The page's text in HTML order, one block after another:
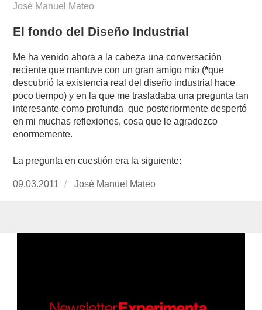
José Manuel Mateo
El fondo del Diseño Industrial
Me ha venido ahora a la cabeza una conversación
reciente que mantuve con un gran amigo mío (*que
descubrió la existencia real del diseño industrial hace
poco tiempo) y en la que me trasladaba una pregunta tan
interesante como profunda que posteriormente despertó
en mi muchas reflexiones, cosa que le agradezco
enormemente.
La pregunta en cuestión era la siguiente:
Publicado
09.03.2011 https://www.experimenta.es/author/
José Manuel Mateo